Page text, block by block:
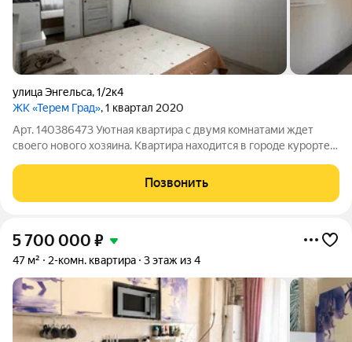
улица Энгельса,1/2к4
ЖК «Терем Град», 1 квартал 2020
Арт. 140386473 Уютная квартира с двумя комнатами ждет
своего нового хозяина. Квартира находится в городе курорте
на живописных берегах реки Псекупс, находящийся примерно
в 50 километрах от
Позвонить
5 700 000 ₽
47 м² 2-комн. квартира 3 этаж из 4